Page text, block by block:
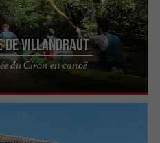
de Villandraut
du Ciron en canoë